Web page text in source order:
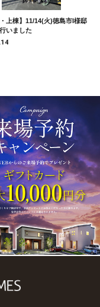
・上棟】11/14(火)徳島市I様邸
いました